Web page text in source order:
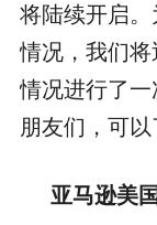
将陆续开启
情况，我们
情况进行了
朋友们，可以
亚马逊美